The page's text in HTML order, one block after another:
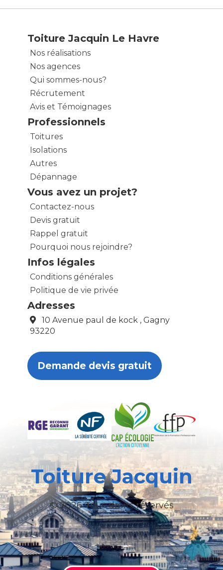
Toiture Jacquin Le Havre
Nos réalisations
Nos agences
Qui sommes-nous?
Récrutement
Avis et Témoignages
Professionnels
Toitures
Isolations
Autres
Dépannage
Vous avez un projet?
Contactez-nous
Devis gratuit
Rappel gratuit
Pourquoi nous rejoindre?
Infos légales
Conditions générales
Politique de vie privée
Adresses
10 Avenue paul de kock , Gagny
93220
Demande devis gratuit
Toiture Jacquin
© 2026 Tous droits réservés